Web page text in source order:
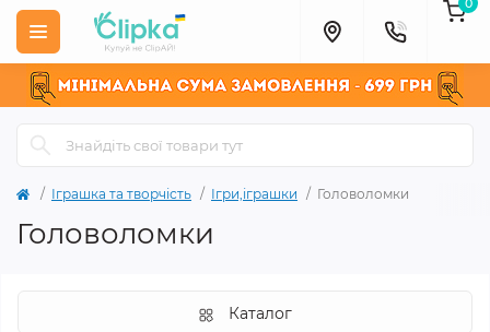
Іграшка та творчість Ігри,іграшки Головоломки
Головоломки
Каталог